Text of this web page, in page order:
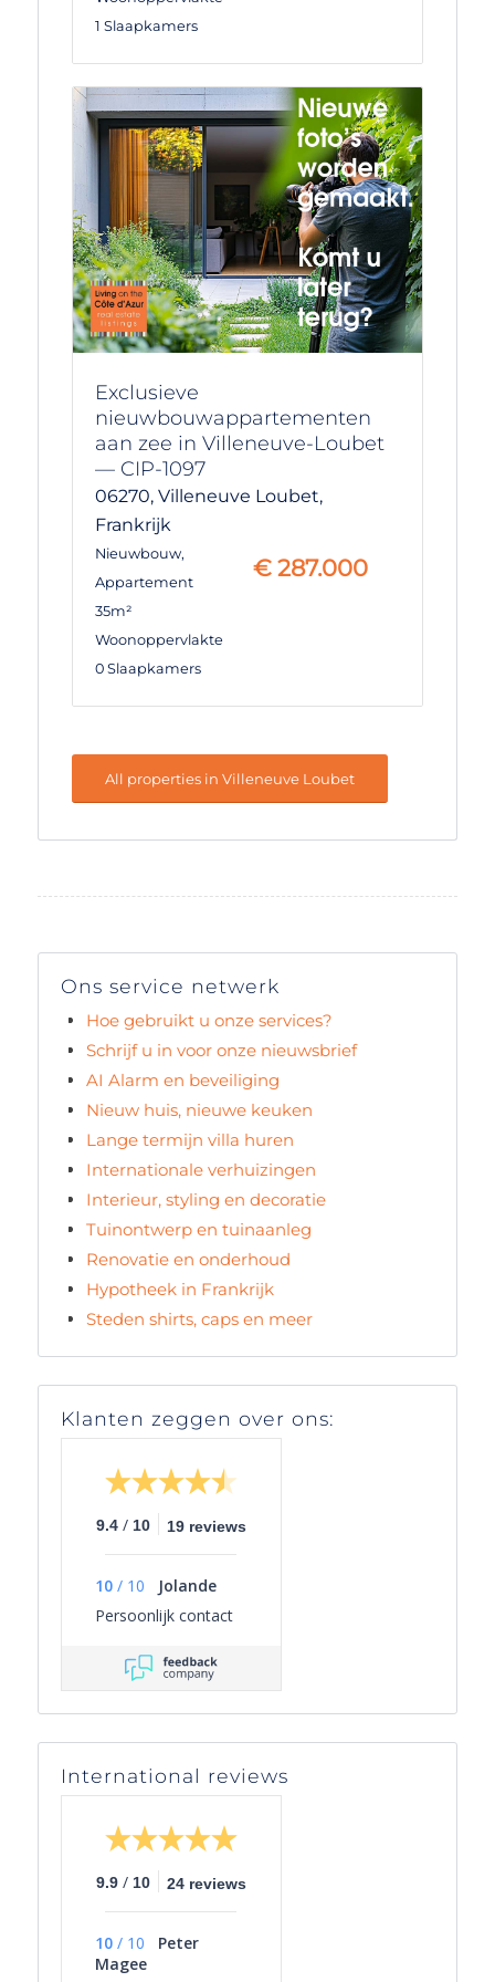
1 Slaapkamers
Exclusieve
nieuwbouwappartementen
aan zee in Villeneuve-Loubet
— CIP-1097
06270, Villeneuve Loubet,
Frankrijk
Nieuwbouw,
Appartement
35m²
Woonoppervlakte
0 Slaapkamers
€ 287.000
All properties in Villeneuve Loubet
Ons service netwerk
Hoe gebruikt u onze services?
Schrijf u in voor onze nieuwsbrief
AI Alarm en beveiliging
Nieuw huis, nieuwe keuken
Lange termijn villa huren
Internationale verhuizingen
Interieur, styling en decoratie
Tuinontwerp en tuinaanleg
Renovatie en onderhoud
Hypotheek in Frankrijk
Steden shirts, caps en meer
Klanten zeggen over ons:
9.4 / 10 19 reviews
10 / 10
Jolande
Persoonlijk contact
International reviews
9.9 / 10 24 reviews
10 / 10
Peter
Magee